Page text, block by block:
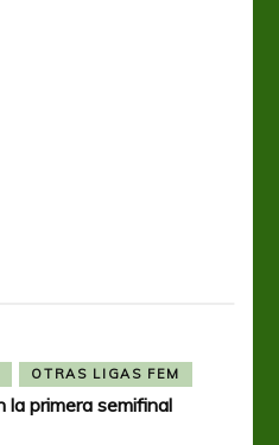
OTRAS LIGAS FEM
la primera semifinal